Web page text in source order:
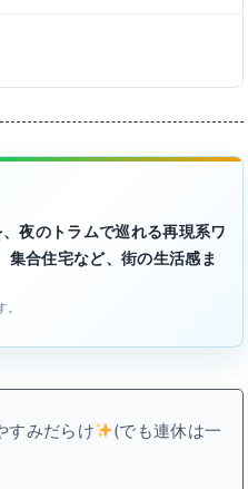
夜のトラムで巡れる再現系ワ
集合住宅など、街の生活感ま
すみだらけ
(でも連休は一